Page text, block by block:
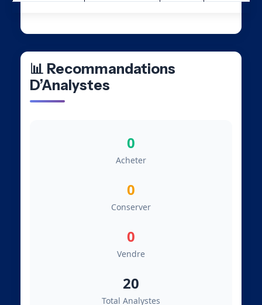
📊 Recommandations
D’Analystes
0
Acheter
0
Conserver
0
Vendre
20
Total Analystes